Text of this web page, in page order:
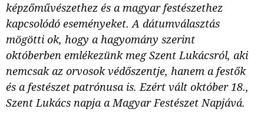
képzőművészethez és a magyar festészethez
kapcsolódó eseményeket. A dátumválasztás
mögötti ok, hogy a hagyomány szerint
októberben emlékezünk meg Szent Lukácsról, aki
nemcsak az orvosok védőszentje, hanem a festők
és a festészet patrónusa is. Ezért vált október 18.,
Szent Lukács napja a Magyar Festészet Napjává.